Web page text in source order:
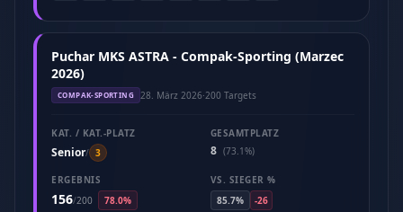
Puchar MKS ASTRA - Compak-Sporting (Marzec
2026)
COMPAK-SPORTING 28. März 2026·200 Targets
KAT. / KAT.-PLATZ
Senior/ 3
GESAMTPLATZ
8 (73.1%)
ERGEBNIS
156/200 78.0%
VS. SIEGER %
85.7%
-26